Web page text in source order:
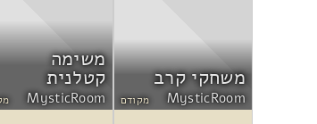
משחקי קרב
MysticRoom מקודם
משימה
קטלנית
MysticRoom